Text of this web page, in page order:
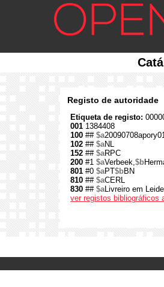
Registo de autoridade
Etiqueta de registo:
001 1384408
100 ## $a
102 ## $aNL
152 ## $aRPC
200 #1 $aVerbeek,$b
801 #0 $aPT$bBN
810 ## $aCERL
830 ## $aLivreiro em
ver registos bibliográficos